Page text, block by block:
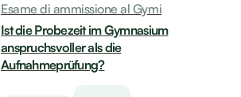
Esame di ammissione al Gymi
Ist die Probezeit im Gymnasium
anspruchsvoller als die
Aufnahmeprüfung?